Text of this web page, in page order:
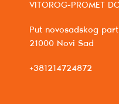
VITOROG-PROMET
Put novosadskog
21000 Novi Sad
+381214724872